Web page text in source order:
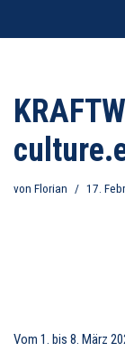
von Florian 17.
Vom 1. bis 8. März